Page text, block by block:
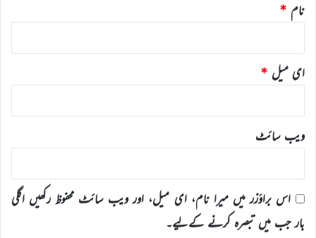
نام *
ای میل *
ویب‌ سائٹ
اس براؤزر میں میرا نام، ای میل، اور ویب سائٹ محفوظ رکھیں اگلی
بار جب میں تبصرہ کرنے کےلیے۔